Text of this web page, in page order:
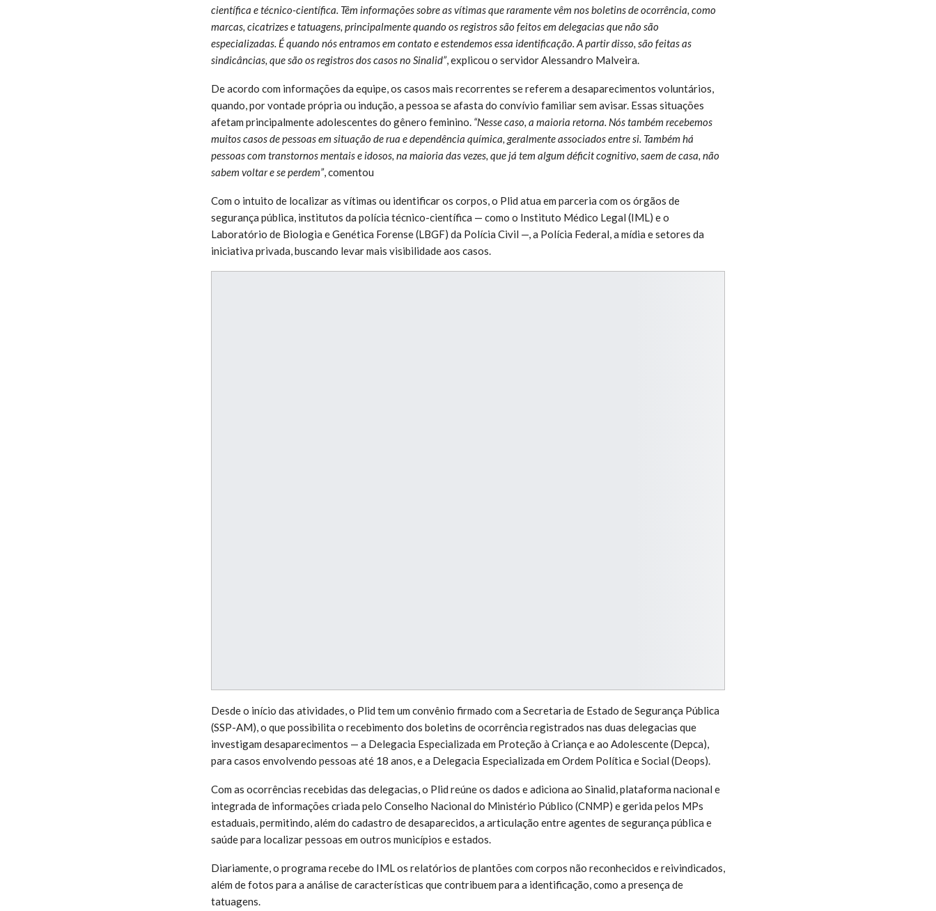
científica e técnico-científica. Têm informações sobre as vítimas que raramente vêm nos boletins de ocorrência, como
marcas, cicatrizes e tatuagens, principalmente quando os registros são feitos em delegacias que não são
especializadas. É quando nós entramos em contato e estendemos essa identificação. A partir disso, são feitas as
sindicâncias, que são os registros dos casos no Sinalid”, explicou o servidor Alessandro Malveira.
De acordo com informações da equipe, os casos mais recorrentes se referem a desaparecimentos voluntários,
quando, por vontade própria ou indução, a pessoa se afasta do convívio familiar sem avisar. Essas situações
afetam principalmente adolescentes do gênero feminino. “Nesse caso, a maioria retorna. Nós também recebemos
muitos casos de pessoas em situação de rua e dependência química, geralmente associados entre si. Também há
pessoas com transtornos mentais e idosos, na maioria das vezes, que já tem algum déficit cognitivo, saem de casa, não
sabem voltar e se perdem”, comentou
Com o intuito de localizar as vítimas ou identificar os corpos, o Plid atua em parceria com os órgãos de
segurança pública, institutos da polícia técnico-científica — como o Instituto Médico Legal (IML) e o
Laboratório de Biologia e Genética Forense (LBGF) da Polícia Civil —, a Polícia Federal, a mídia e setores da
iniciativa privada, buscando levar mais visibilidade aos casos.
Desde o início das atividades, o Plid tem um convênio firmado com a Secretaria de Estado de Segurança Pública
(SSP-AM), o que possibilita o recebimento dos boletins de ocorrência registrados nas duas delegacias que
investigam desaparecimentos — a Delegacia Especializada em Proteção à Criança e ao Adolescente (Depca),
para casos envolvendo pessoas até 18 anos, e a Delegacia Especializada em Ordem Política e Social (Deops).
Com as ocorrências recebidas das delegacias, o Plid reúne os dados e adiciona ao Sinalid, plataforma nacional e
integrada de informações criada pelo Conselho Nacional do Ministério Público (CNMP) e gerida pelos MPs
estaduais, permitindo, além do cadastro de desaparecidos, a articulação entre agentes de segurança pública e
saúde para localizar pessoas em outros municípios e estados.
Diariamente, o programa recebe do IML os relatórios de plantões com corpos não reconhecidos e reivindicados,
além de fotos para a análise de características que contribuem para a identificação, como a presença de
tatuagens.